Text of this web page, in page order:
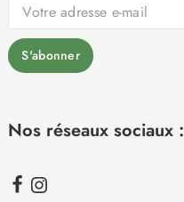
Nos réseaux sociaux :